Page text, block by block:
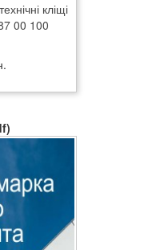
кліщі
00 100